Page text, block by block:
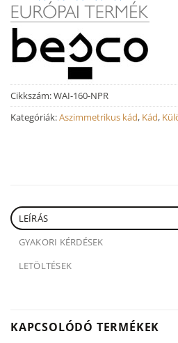
Cikkszám:WAI-160-NPR
Kategóriák:Aszimmetrikus kád, Kád,
LEÍRÁS
GYAKORI KÉRDÉSEK
LETÖLTÉSEK
KAPCSOLÓDÓ TERMÉKEK